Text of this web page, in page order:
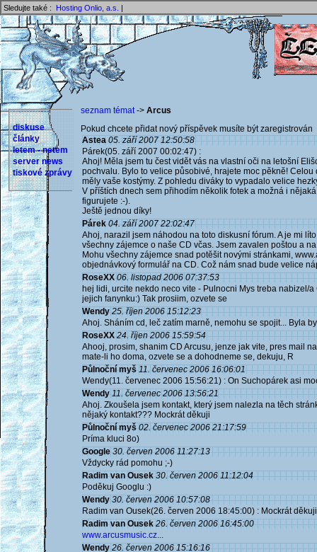
Sledujte také : Hosting Onlio, a.s. |
diskuse
články
letem - netem
server news
tiskové zprávy
seznam témat-> Arcus
Pokud chcete přidat nový příspěvek musíte být
Astea 05. září 2007 12:50:58
Párek(05. září 2007 00:02:47) :
Ahoj! Měla jsem tu čest vidět vás na vlastní oči na letošní
pochvalu. Bylo to velice působivé, hrajete moc pěkně!
měly vaše kostýmy. Z pohledu diváky to vypadalo velice
V příštích dnech sem přihodím několik fotek a možná i
figurujete :-).
Ještě jednou díky!
Párek 04. září 2007 22:02:47
Ahoj, narazil jsem náhodou na toto diskusní fórum. A je mi
všechny zájemce o naše CD včas. Jsem zavalen poštou a
Mohu všechny zájemce snad potěšit novými stránkami,
objednávkový formulář na CD. Což nám snad bude velice
RoseXX 06. listopad 2006 07:37:53
hej lidi, urcite nekdo neco vite - Pulnocni Mys treba nabizel/
jejich fanynku:) Tak prosiim, ozvete se
Wendy 25. říjen 2006 15:12:23
Ahoj. Sháním cd, leč zatím marně, nemohu se spojit... Byla
RoseXX 24. říjen 2006 15:59:54
Ahooj, prosim, shanim CD Arcusu, jenze jak vite, pres mail
mate-li ho doma, ozvete se a dohodneme se, dekuju, R
Půlnoční myš 11. červenec 2006 16:06:01
Wendy(11. červenec 2006 15:56:21) : On Suchopárek asi
Wendy 11. červenec 2006 13:56:21
Ahoj. Zkoušela jsem kontakt, který jsem nalezla na těch
nějaký kontakt??? Mockrát děkuji
Půlnoční myš 02. červenec 2006 21:17:59
Príma kluci 8o)
Google 30. červen 2006 11:27:13
Vždycky rád pomohu ;-)
Radim van Ousek 30. červen 2006 11:12:04
Poděkuj Googlu :)
Wendy 30. červen 2006 10:57:08
Radim van Ousek(26. červen 2006 18:45:00) : Mockrát děkuji
Radim van Ousek 26. červen 2006 16:45:00
www.arcusmusic.cz...
Wendy 26. červen 2006 15:16:16